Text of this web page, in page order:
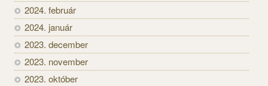
2024. február
2024. január
2023. december
2023. november
2023. október